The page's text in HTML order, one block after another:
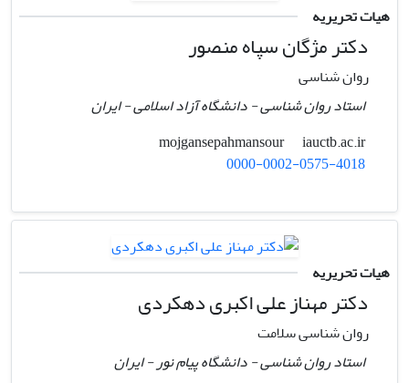
هیات تحریریه
دکتر مژگان سپاه منصور
روان شناسی
استاد روان شناسی - دانشگاه آزاد اسلامی - ایران
mojgansepahmansour
iauctb.ac.ir
0000-0002-0575-4018
هیات تحریریه
دکتر مهناز علی اکبری دهکردی
روان شناسی سلامت
استاد روان شناسی - دانشگاه پیام نور - ایران